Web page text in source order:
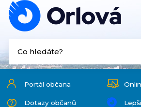
Portál občana
Dotazy občanů